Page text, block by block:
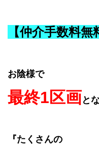
【仲介手数料無
お陰様で
最終1区画と
『たくさんの